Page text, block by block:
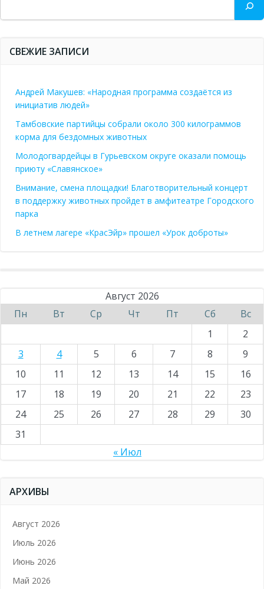
СВЕЖИЕ ЗАПИСИ
Андрей Макушев: «Народная программа создаётся из
инициатив людей»
Тамбовские партийцы собрали около 300 килограммов
корма для бездомных животных
Молодогвардейцы в Гурьевском округе оказали помощь
приюту «Славянское»
Внимание, смена площадки! Благотворительный концерт
в поддержку животных пройдет в амфитеатре Городского
парка
В летнем лагере «КрасЭйр» прошел «Урок доброты»
Август 2026
Пн
Вт Ср Чт Пт Сб
Вс
1
2
3
4 5 6 7 8
9
10
11 12 13 14 15
16
17
18 19 20 21 22
23
24
25 26 27 28 29
30
31
« Июл
АРХИВЫ
Август 2026
Июль 2026
Июнь 2026
Май 2026